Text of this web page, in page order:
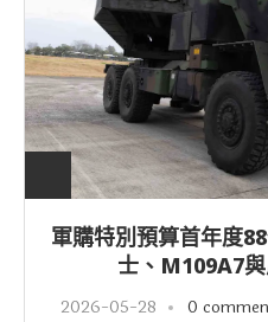
軍購特別預算首年度
士、M109A7
2026-05-28 0